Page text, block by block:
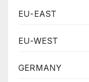
EU-EAST
EU-WEST
GERMANY